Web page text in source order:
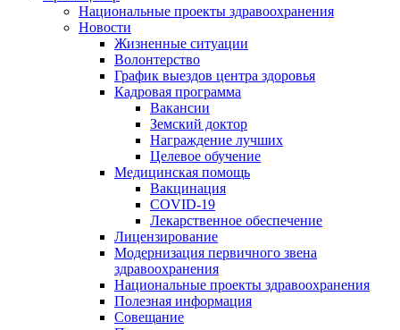
Национальные проекты здравоохранения
Новости
Жизненные ситуации
Волонтерство
График выездов центра здоровья
Кадровая программа
Вакансии
Земский доктор
Награждение лучших
Целевое обучение
Медицинская помощь
Вакцинация
COVID-19
Лекарственное обеспечение
Лицензирование
Модернизация первичного звена
здравоохранения
Национальные проекты здравоохранения
Полезная информация
Совещание